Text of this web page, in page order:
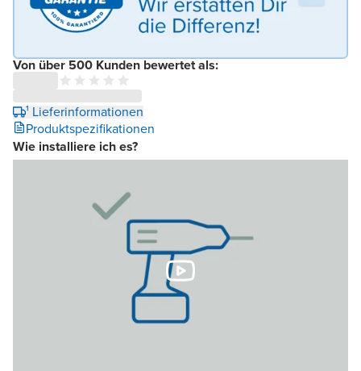
Von über 500 Kunden bewertet als:
¹ Lieferinformationen
Produktspezifikationen
Wie installiere ich es?